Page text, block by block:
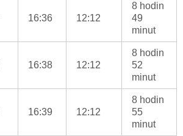
16:36 12:12
8 hodin
49
minut
16:38 12:12
8 hodin
52
minut
16:39 12:12
8 hodin
55
minut